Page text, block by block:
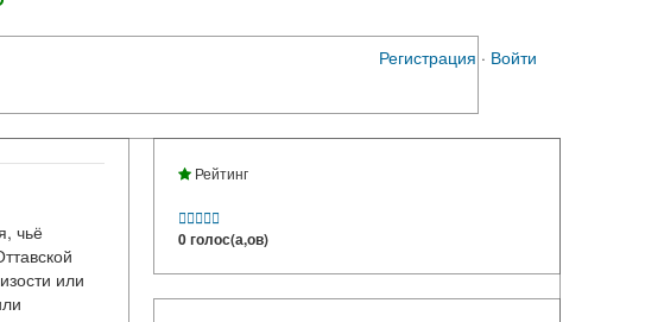
Регистрация · Войти
чьё
или
Рейтинг

0 голос(а,ов)